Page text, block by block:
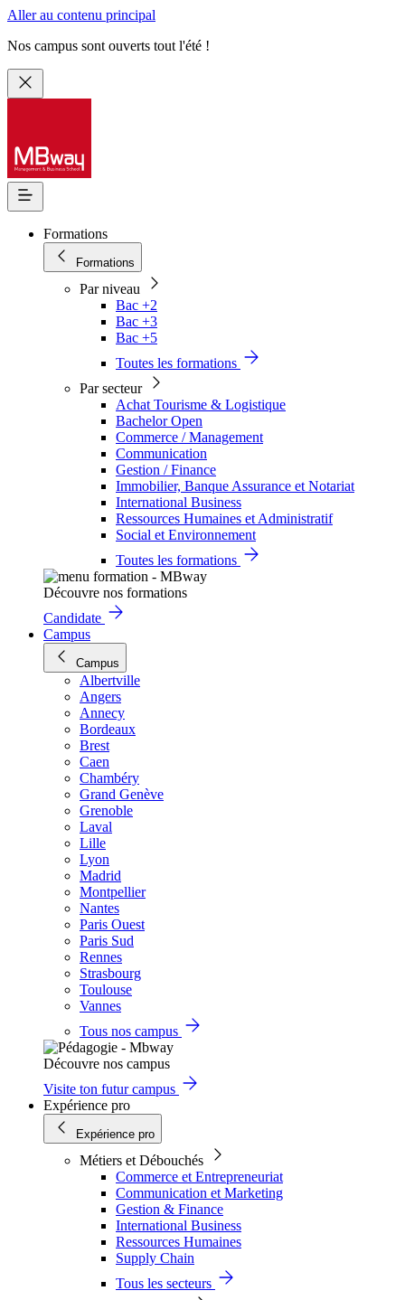
Aller au contenu principal
Nos campus sont ouverts tout l'été !
Formations
Formations
Par niveau
Bac +2
Bac +3
Bac +5
Toutes les formations
Par secteur
Achat Tourisme & Logistique
Bachelor Open
Commerce / Management
Communication
Gestion / Finance
Immobilier, Banque Assurance et Notariat
International Business
Ressources Humaines et Administratif
Social et Environnement
Toutes les formations
Découvre nos formations
Candidate
Campus
Campus
Albertville
Angers
Annecy
Bordeaux
Brest
Caen
Chambéry
Grand Genève
Grenoble
Laval
Lille
Lyon
Madrid
Montpellier
Nantes
Paris Ouest
Paris Sud
Rennes
Strasbourg
Toulouse
Vannes
Tous nos campus
Découvre nos campus
Visite ton futur campus
Expérience pro
Expérience pro
Métiers et Débouchés
Commerce et Entrepreneuriat
Communication et Marketing
Gestion & Finance
International Business
Ressources Humaines
Supply Chain
Tous les secteurs